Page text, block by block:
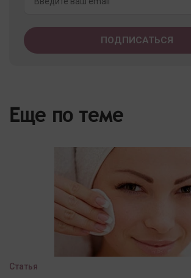
Еще по теме
Статья